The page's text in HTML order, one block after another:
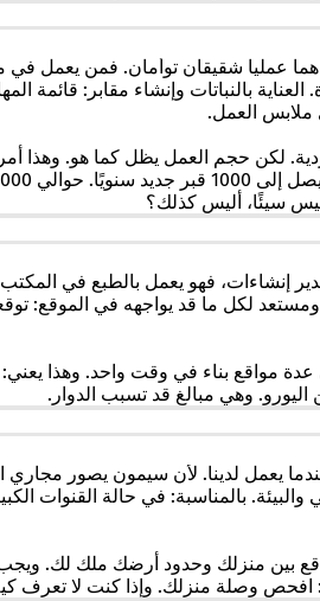
عملياً شقيقان توأمان. فمن يعمل في
بالنباتات وإنشاء مقابر: قائمة
ملابس العمل.
سيئًا، أليس كذلك؟
فهو يعمل بالطبع في
ومستعد لكل ما قد يواجهه في الموقع:
مواقع بناء في وقت واحد. وهذا
وهي مبالغ قد تسبب الدوار.
يعمل لدينا. لأن سيمون يصور مجاري
بالمناسبة: في حالة القنوات
بين منزلك وحدود أرضك ملك لك.
وصلة منزلك. وإذا كنت لا تعرف